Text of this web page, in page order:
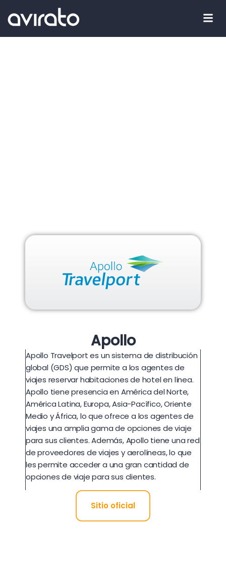
Apollo
Apollo Travelport es un sistema de distribución
global (GDS) que permite a los agentes de
viajes reservar habitaciones de hotel en línea.
Apollo tiene presencia en América del Norte,
América Latina, Europa, Asia-Pacífico, Oriente
Medio y África, lo que ofrece a los agentes de
viajes una amplia gama de opciones de viaje
para sus clientes. Además, Apollo tiene una red
de proveedores de viajes y aerolíneas, lo que
les permite acceder a una gran cantidad de
opciones de viaje para sus clientes.
Sitio oficial